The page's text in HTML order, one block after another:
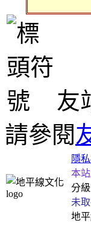
友
請參閱
隱
本
分
未
地